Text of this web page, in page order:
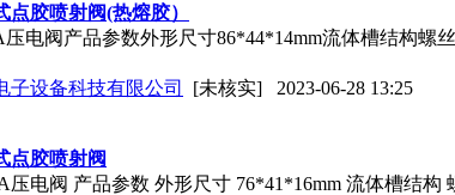
胶喷射阀(热熔胶）
压电阀产品参数外形尺寸86*44*14mm流体槽结构螺
子设备科技有限公司
[未核实] 2023-06-28 13:25
点胶喷射阀
压电阀 产品参数 外形尺寸 76*41*16mm 流体槽结